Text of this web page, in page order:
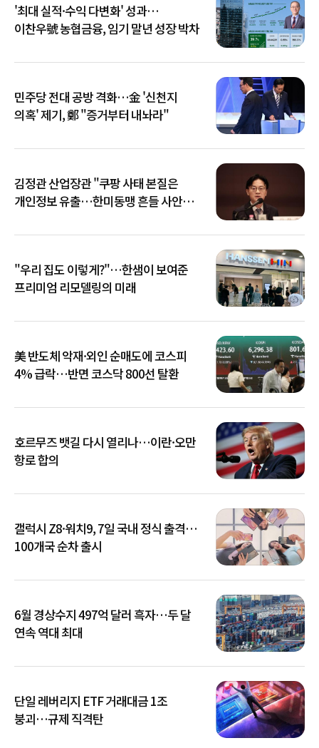
'최대 실적·수익 다변화' 성과…
이찬우號 농협금융, 임기 말년 성장 박차
민주당 전대 공방 격화…金 '신천지
의혹' 제기, 鄭 "증거부터 내놔라"
김정관 산업장관 "쿠팡 사태 본질은
개인정보 유출…한미동맹 흔들 사안
"우리 집도 이렇게?"…한샘이 보여준
프리미엄 리모델링의 미래
美 반도체 악재·외인 순매도에 코스피
4% 급락…반면 코스닥 800선 탈환
호르무즈 뱃길 다시 열리나…이란·오만
항로 합의
갤럭시 Z8·워치9, 7일 국내 정식 출격…
100개국 순차 출시
6월 경상수지 497억 달러 흑자…두 달
연속 역대 최대
단일 레버리지 ETF 거래대금 1조
붕괴…규제 직격탄